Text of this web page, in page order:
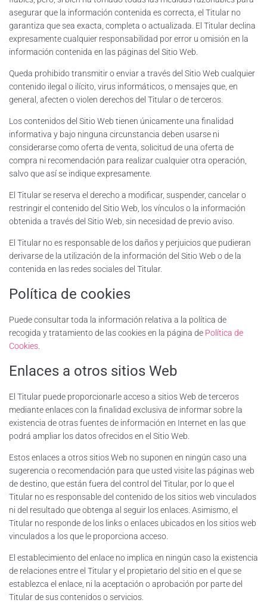
asegurar que la información contenida es correcta, el Titular no
garantiza que sea exacta, completa o actualizada. El Titular declina
expresamente cualquier responsabilidad por error u omisión en la
información contenida en las páginas del Sitio Web.
Queda prohibido transmitir o enviar a través del Sitio Web cualquier
contenido ilegal o ilícito, virus informáticos, o mensajes que, en
general, afecten o violen derechos del Titular o de terceros.
Los contenidos del Sitio Web tienen únicamente una finalidad
informativa y bajo ninguna circunstancia deben usarse ni
considerarse como oferta de venta, solicitud de una oferta de
compra ni recomendación para realizar cualquier otra operación,
salvo que así se indique expresamente.
El Titular se reserva el derecho a modificar, suspender, cancelar o
restringir el contenido del Sitio Web, los vínculos o la información
obtenida a través del Sitio Web, sin necesidad de previo aviso.
El Titular no es responsable de los daños y perjuicios que pudieran
derivarse de la utilización de la información del Sitio Web o de la
contenida en las redes sociales del Titular.
Política de cookies
Puede consultar toda la información relativa a la política de
recogida y tratamiento de las cookies en la página de Política de
Cookies.
Enlaces a otros sitios Web
El Titular puede proporcionarle acceso a sitios Web de terceros
mediante enlaces con la finalidad exclusiva de informar sobre la
existencia de otras fuentes de información en Internet en las que
podrá ampliar los datos ofrecidos en el Sitio Web.
Estos enlaces a otros sitios Web no suponen en ningún caso una
sugerencia o recomendación para que usted visite las páginas web
de destino, que están fuera del control del Titular, por lo que el
Titular no es responsable del contenido de los sitios web vinculados
ni del resultado que obtenga al seguir los enlaces. Asimismo, el
Titular no responde de los links o enlaces ubicados en los sitios web
vinculados a los que le proporciona acceso.
El establecimiento del enlace no implica en ningún caso la existencia
de relaciones entre el Titular y el propietario del sitio en el que se
establezca el enlace, ni la aceptación o aprobación por parte del
Titular de sus contenidos o servicios.